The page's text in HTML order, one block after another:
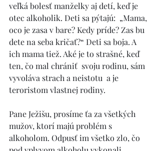
veľká bolesť manželky aj detí, keď je
otec alkoholik. Deti sa pýtajú:  „Mama,
oco je zasa v bare? Kedy príde? Zas bu
dete na seba kričať?“ Deti sa boja. A
ich mama tiež. Aké je to strašné, keď
ten, čo mal chrániť  svoju rodinu, sám
vyvoláva strach a neistotu  a je
teroristom vlastnej rodiny.
Pane Ježišu, prosíme ťa za všetkých
mužov, ktorí majú problém s
alkoholom. Odpusť im všetko zlo, čo